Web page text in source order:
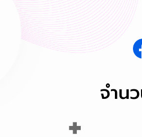
จำน